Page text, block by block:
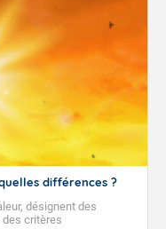
différences ?
désignent des
critères